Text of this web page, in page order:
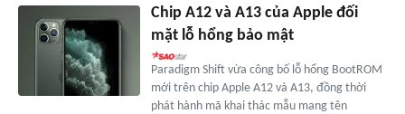
Chip A12 và A13 của Apple đối
mặt lỗ hổng bảo mật
Paradigm Shift vừa công bố lỗ hổng BootROM
mới trên chip Apple A12 và A13, đồng thời
phát hành mã khai thác mẫu mang tên